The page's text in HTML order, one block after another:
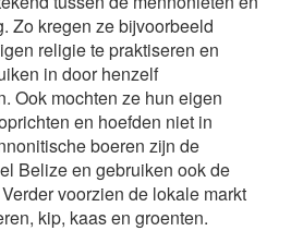
Zo kregen ze bijvoorbeeld
religie te praktiseren en
in door henzelf
Ook mochten ze hun eigen
en hoefden niet in
boeren zijn de
Belize en gebruiken ook de
voorzien de lokale markt
kip, kaas en groenten.